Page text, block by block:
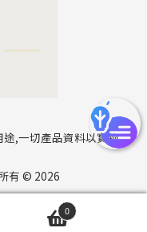
,一切產品資料以實物
有 © 2026
0